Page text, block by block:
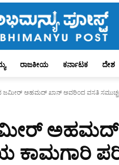
ರಾಜಕೀಯ ಕರ್ನಾಟಕ ದೇಶ
ಜಮೀರ್ ಅಹಮದ್ ಖಾನ್ ಅವರಿಂದ ವಸತಿ
ಅಹಮದ್
ಕಾಮಗಾರಿ